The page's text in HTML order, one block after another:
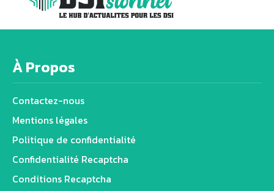
À Propos
Contactez-nous
Mentions légales
Politique de confidentialité
Confidentialité Recaptcha
Conditions Recaptcha